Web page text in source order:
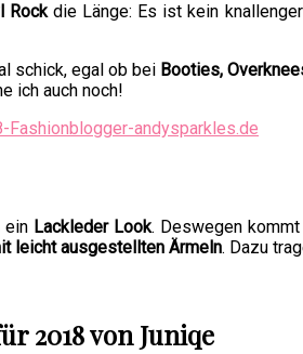
Rockdie Länge: Es ist kein
schick, egal ob bei Booties,
ich auch noch!
ein Lackleder Look. Deswegen
leicht ausgestellten Ärmeln. Dazu
2018 von Juniqe